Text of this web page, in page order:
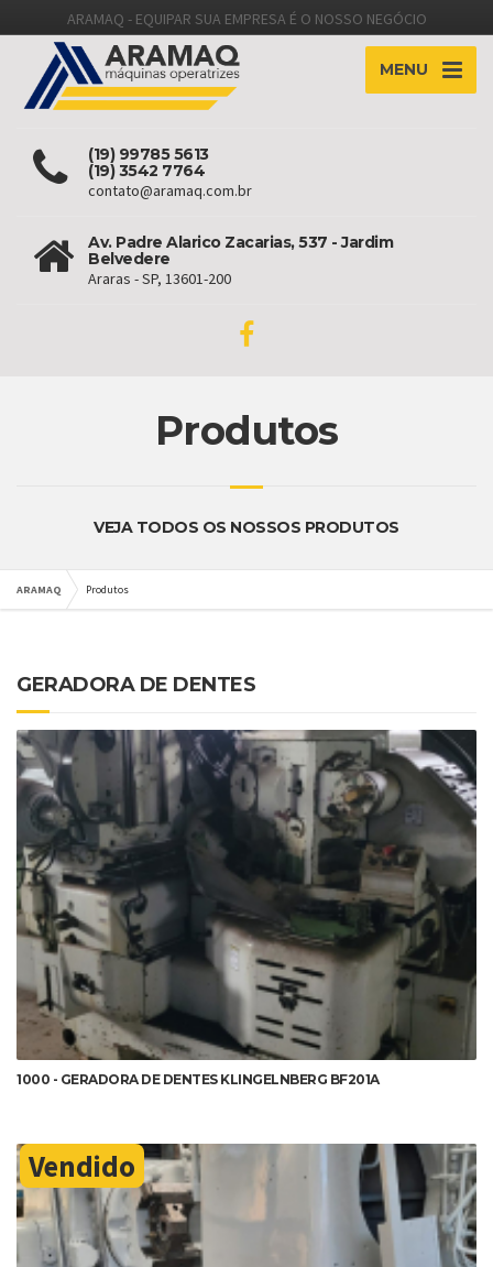
ARAMAQ - EQUIPAR SUA EMPRESA É O NOSSO NEGÓCIO
MENU
(19) 99785 5613
(19) 3542 7764
contato@aramaq.com.br
Av. Padre Alarico Zacarias, 537 - Jardim
Belvedere
Araras - SP, 13601-200
Produtos
VEJA TODOS OS NOSSOS PRODUTOS
ARAMAQ Produtos
GERADORA DE DENTES
DETALHES
1000 - GERADORA DE DENTES KLINGELNBERG BF201A
Vendido